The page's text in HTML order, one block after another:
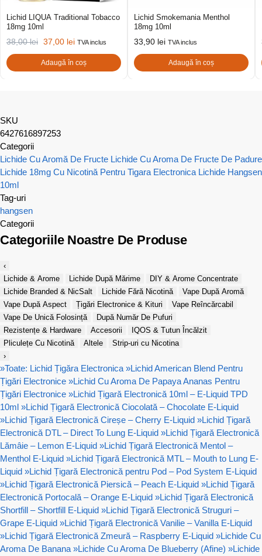
Lichid LIQUA Traditional Tobacco
18mg 10ml
38,00lei 37,00 lei TVA inclus
Adaugă în coș
Lichid Smokemania Menthol
18mg 10ml
33,90 lei TVA inclus
Adaugă în coș
SKU
6427616897253
Categorii
Lichide Cu Aromă De Fructe Lichide Cu Aroma De Fructe De Padure
Lichide 18mg Cu Nicotină Pentru Tigara Electronica Lichide Hangsen
10ml
Tag-uri
hangsen
Categorii
Categoriile Noastre De Produse
‹
Lichide & Arome
Lichide După Mărime
DIY & Arome Concentrate
Lichide Branded & NicSalt
Lichide Fără Nicotină
Vape După Aromă
Vape După Aspect
Țigări Electronice & Kituri
Vape Reîncărcabil
Vape De Unică Folosință
După Număr De Pufuri
Rezistențe & Hardware
Accesorii
IQOS & Tutun Încălzit
Pliculețe Cu Nicotină
Altele
Strip-uri cu Nicotina
›
»Toate: Lichid Țigăra Electronica »Lichid American Blend Pentru
Țigări Electronice »Lichid Cu Aroma De Papaya Ananas Pentru
Țigări Electronice »Lichid Țigară Electronică 10ml – E-Liquid TPD
10ml »Lichid Țigară Electronică Ciocolată – Chocolate E-Liquid
»Lichid Țigară Electronică Cireșe – Cherry E-Liquid »Lichid Țigară
Electronică DTL – Direct To Lung E-Liquid »Lichid Țigară Electronică
Lămâie – Lemon E-Liquid »Lichid Țigară Electronică Mentol –
Menthol E-Liquid »Lichid Țigară Electronică MTL – Mouth to Lung E-
Liquid »Lichid Țigară Electronică pentru Pod – Pod System E-Liquid
»Lichid Țigară Electronică Piersică – Peach E-Liquid »Lichid Țigară
Electronică Portocală – Orange E-Liquid »Lichid Țigară Electronică
Shortfill – Shortfill E-Liquid »Lichid Țigară Electronică Struguri –
Grape E-Liquid »Lichid Țigară Electronică Vanilie – Vanilla E-Liquid
»Lichid Țigară Electronică Zmeură – Raspberry E-Liquid »Lichide Cu
Aroma De Banana »Lichide Cu Aroma De Blueberry (Afine) »Lichide